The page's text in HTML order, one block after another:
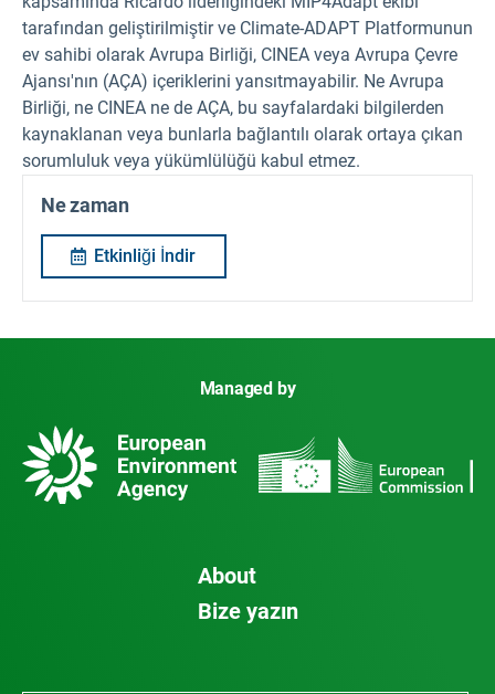
tarafından geliştirilmiştir ve Climate-ADAPT Platformunun
ev sahibi olarak Avrupa Birliği, CINEA veya Avrupa Çevre
Ajansı'nın (AÇA) içeriklerini yansıtmayabilir. Ne Avrupa
Birliği, ne CINEA ne de AÇA, bu sayfalardaki bilgilerden
kaynaklanan veya bunlarla bağlantılı olarak ortaya çıkan
sorumluluk veya yükümlülüğü kabul etmez.
Ne zaman
Etkinliği İndir
Managed by
About
Bize yazın